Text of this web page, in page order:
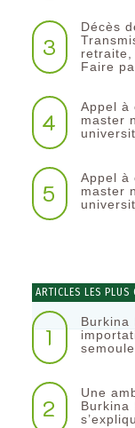
3
Décès
retraite,
Faire
4
Appel à
master
5
Appel à
master
ARTICLES LES PLUS
1
Burkina
semoule
2
Une
Burkina